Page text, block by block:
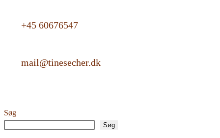
+45 60676547
mail@tinesecher.dk
Søg
Søg